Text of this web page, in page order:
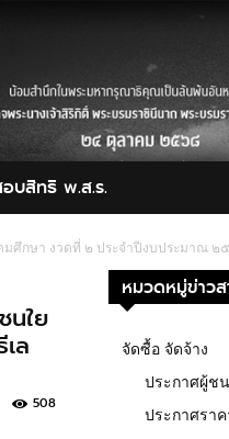
บสิทธิ พ.ส.ร.
ศึกษา งวดที่ ๒ ประจำปีงบประมาณ ๒
นใย
ล
508
หมวดหมู่ข่าวส
จัดซื้อ จัดจ้าง
ประกาศผู้ช
ประกาศรา